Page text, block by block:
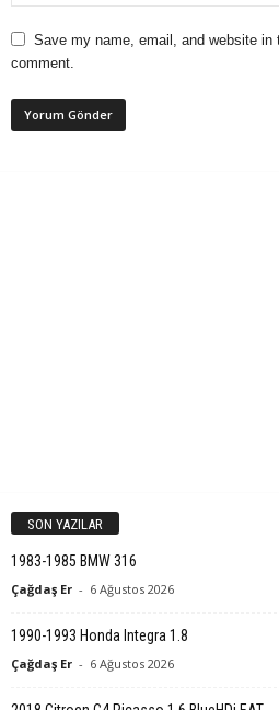
Save my name, email, and website in
comment.
SON YAZILAR
1983-1985 BMW 316
Çağdaş Er - 6 Ağustos 2026
1990-1993 Honda Integra 1.8
Çağdaş Er - 6 Ağustos 2026